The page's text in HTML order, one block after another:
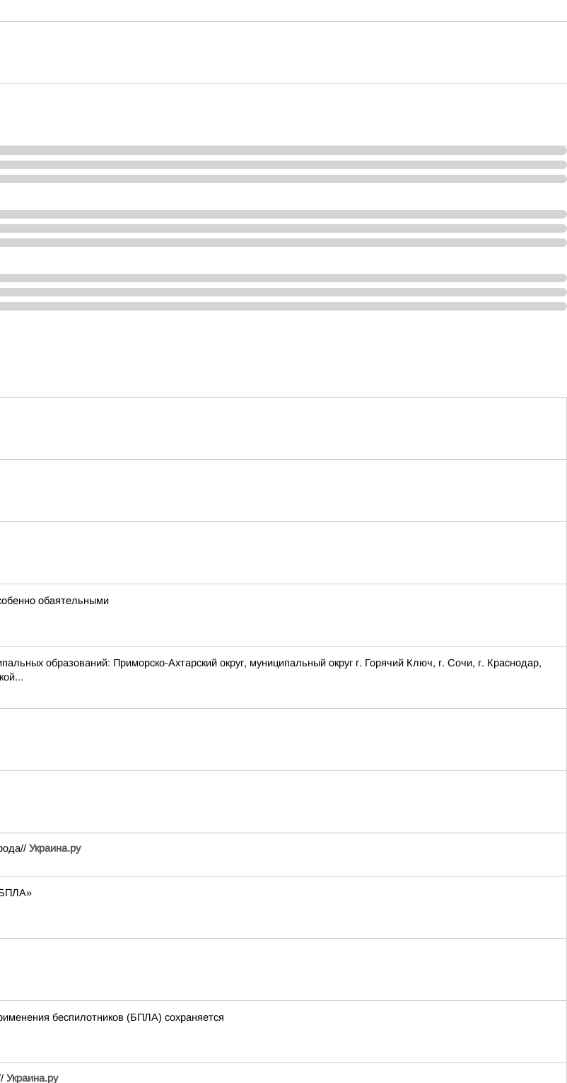
обаятельными
образований: Приморско-Ахтарский округ, муниципальный округ г. Горячий Ключ, г. Сочи, г. Краснодар,
Украина.ру
беспилотников (БПЛА) сохраняется
Украина.ру